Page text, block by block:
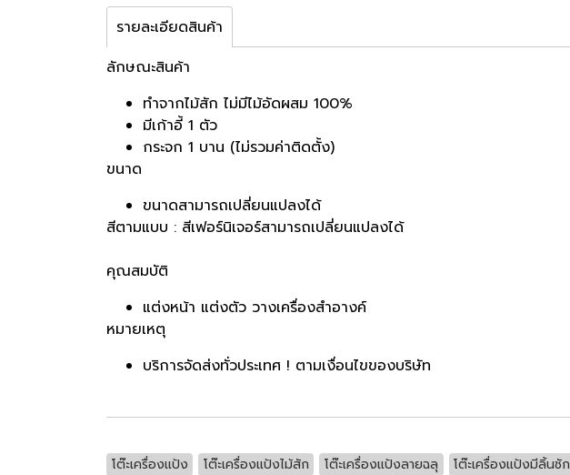
รายละเอียดสินค้า
ลักษณะสินค้า
ทำจากไม้สัก ไม่มีไม้อัดผสม 100%
มีเก้าอี้ 1 ตัว
กระจก 1 บาน (ไม่รวมค่าติดตั้ง)
ขนาด
ขนาดสามารถเปลี่ยนแปลงได้
สีตามแบบ : สีเฟอร์นิเจอร์สามารถเปลี่ยนแปลงได้
คุณสมบัติ
แต่งหน้า แต่งตัว วางเครื่องสำอางค์
หมายเหตุ
บริการจัดส่งทั่วประเทศ ! ตามเงื่อนไขของบริษัท
โต๊ะเครื่องแป้ง โต๊ะเครื่องแป้งไม้สัก โต๊ะเครื่องแป้งลายฉลุ โต๊ะเครื่องแป้งมีลิ้นชัก